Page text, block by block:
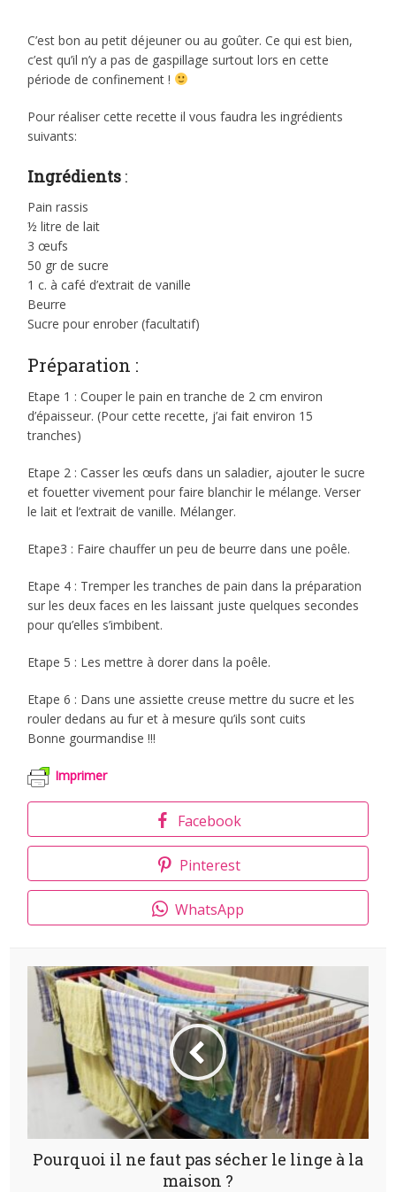
C’est bon au petit déjeuner ou au goûter. Ce qui est bien,
c’est qu’il n’y a pas de gaspillage surtout lors en cette
période de confinement !
Pour réaliser cette recette il vous faudra les ingrédients
suivants:
Ingrédients :
Pain rassis
½ litre de lait
3 œufs
50 gr de sucre
1 c. à café d’extrait de vanille
Beurre
Sucre pour enrober (facultatif)
Préparation :
Etape 1 : Couper le pain en tranche de 2 cm environ
d’épaisseur. (Pour cette recette, j’ai fait environ 15
tranches)
Etape 2 : Casser les œufs dans un saladier, ajouter le sucre
et fouetter vivement pour faire blanchir le mélange. Verser
le lait et l’extrait de vanille. Mélanger.
Etape3 : Faire chauffer un peu de beurre dans une poêle.
Etape 4 : Tremper les tranches de pain dans la préparation
sur les deux faces en les laissant juste quelques secondes
pour qu’elles s’imbibent.
Etape 5 : Les mettre à dorer dans la poêle.
Etape 6 : Dans une assiette creuse mettre du sucre et les
rouler dedans au fur et à mesure qu’ils sont cuits
Bonne gourmandise !!!
Imprimer
Facebook
Pinterest
WhatsApp
Pourquoi il ne faut pas sécher le linge à la
maison ?